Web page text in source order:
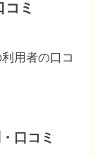
ミ
用者の口コ
口コミ